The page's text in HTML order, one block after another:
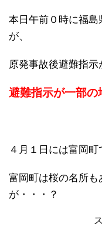
本日午前０時に福
が、
原発事故後避難指示
避難指示が一部の
４月１日には富岡町
富岡町は桜の名所
が・・・？